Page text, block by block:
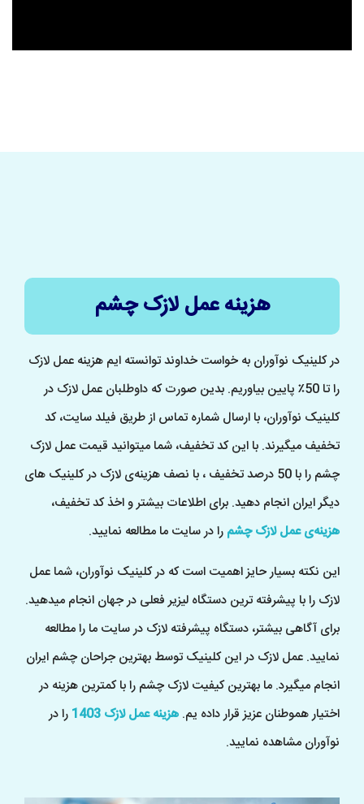
هزینه عمل لازک چشم
در کلینیک نوآوران به خواست خداوند توانسته ایم هزینه‌ عمل لازک
را تا 50٪ پایین بیاوریم. بدین صورت که داوطلبان عمل لازک در
کلینیک نوآوران، با ارسال شماره تماس از طریق فیلد سایت، کد
تخفیف میگیرند. با این کد تخفیف، شما میتوانید قیمت عمل لازک
چشم را با 50 درصد تخفیف ، با نصف هزینه‌ی لازک در کلینیک های
دیگر ایران انجام دهید. برای اطلاعات بیشتر و اخذ کد تخفیف،
هزینه‌ی عمل لازک چشم را در سایت ما مطالعه نمایید.
این نکته بسیار حایز اهمیت است که در کلینیک نوآوران، شما عمل
لازک را با پیشرفته ترین دستگاه لیزیر فعلی در جهان انجام میدهید.
برای آگاهی بیشتر، دستگاه پیشرفته لازک در سایت ما را مطالعه
نمایید. عمل لازک در این کلینیک توسط بهترین جراحان چشم ایران
انجام میگیرد. ما بهترین کیفیت لازک چشم را با کمترین هزینه در
اختیار هموطنان عزیز قرار داده یم. هزینه عمل لازک 1403
را در
نوآوران مشاهده نمایید.